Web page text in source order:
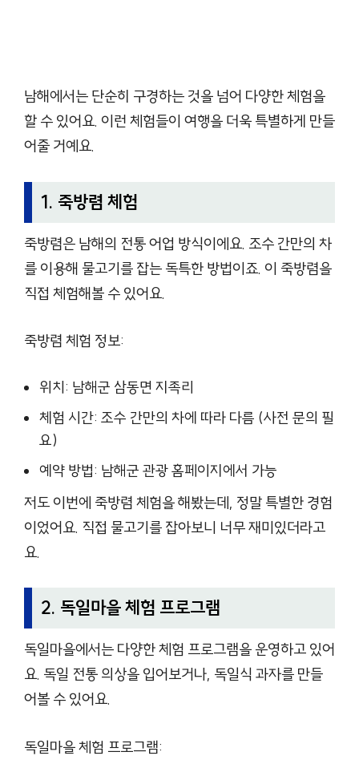
남해에서는 단순히 구경하는 것을 넘어 다양한 체험을
할 수 있어요. 이런 체험들이 여행을 더욱 특별하게 만들
어줄 거예요.
1. 죽방렴 체험
죽방렴은 남해의 전통 어업 방식이에요. 조수 간만의 차
를 이용해 물고기를 잡는 독특한 방법이죠. 이 죽방렴을
직접 체험해볼 수 있어요.
죽방렴 체험 정보:
위치: 남해군 삼동면 지족리
체험 시간: 조수 간만의 차에 따라 다름 (사전 문의 필
요)
예약 방법: 남해군 관광 홈페이지에서 가능
저도 이번에 죽방렴 체험을 해봤는데, 정말 특별한 경험
이었어요. 직접 물고기를 잡아보니 너무 재미있더라고
요.
2. 독일마을 체험 프로그램
독일마을에서는 다양한 체험 프로그램을 운영하고 있어
요. 독일 전통 의상을 입어보거나, 독일식 과자를 만들
어볼 수 있어요.
독일마을 체험 프로그램: